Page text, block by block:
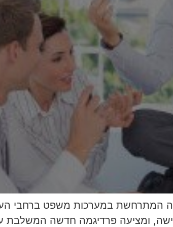
המתרחשת במערכות משפט ברחבי
ומציעה פרדיגמה חדשה המשלבת